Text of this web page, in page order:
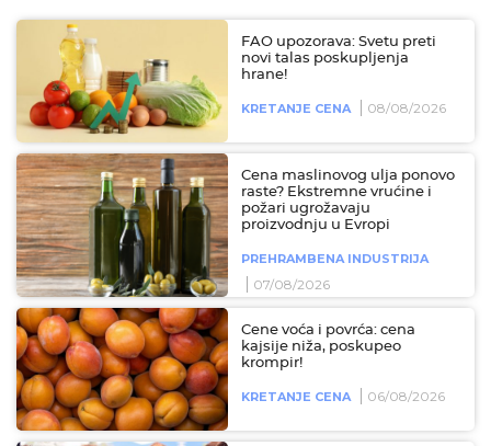
FAO upozorava: Svetu preti
novi talas poskupljenja
hrane!
KRETANJE CENA 08/08/2026
Cena maslinovog ulja ponovo
raste? Ekstremne vrućine i
požari ugrožavaju
proizvodnju u Evropi
PREHRAMBENA INDUSTRIJA
07/08/2026
Cene voća i povrća: cena
kajsije niža, poskupeo
krompir!
KRETANJE CENA 06/08/2026